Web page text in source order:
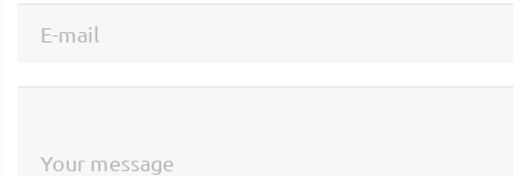
E-mail
Your message